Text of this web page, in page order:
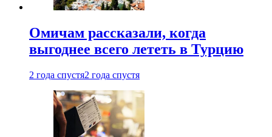
Омичам рассказали, когда
выгоднее всего лететь в Турцию
2 года спустя2 года спустя